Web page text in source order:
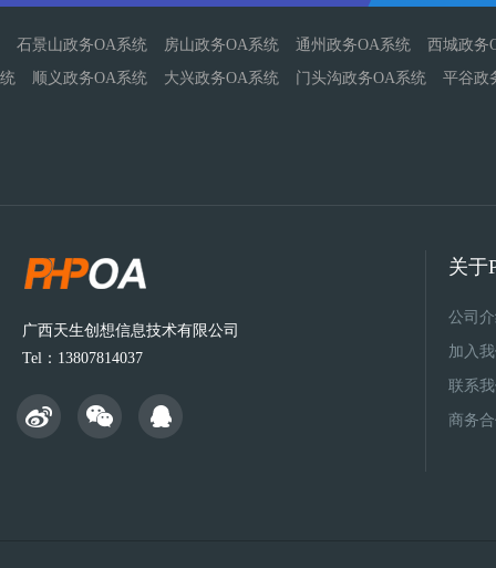
石景山政务OA系统 房山政务OA系统 通州政务OA系统
西城政务
统
顺义政务OA系统 大兴政务OA系统 门头沟政务OA系统 平谷政
广西天生创想信息技术有限公司
Tel：13807814037
关于
公司
加入
联系
商务